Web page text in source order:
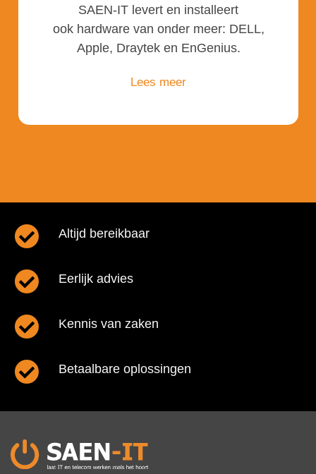
SAEN-IT levert en installeert
ook hardware van onder meer: DELL,
Apple, Draytek en EnGenius.
Lees meer
Altijd bereikbaar
Eerlijk advies
Kennis van zaken
Betaalbare oplossingen